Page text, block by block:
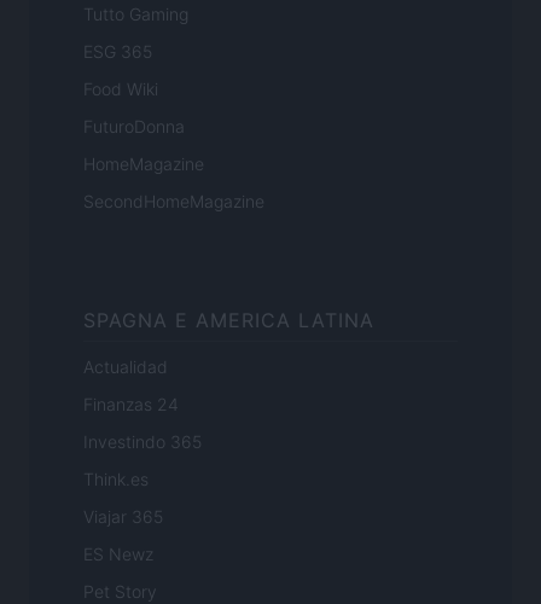
Tutto Gaming
ESG 365
Food Wiki
FuturoDonna
HomeMagazine
SecondHomeMagazine
SPAGNA E AMERICA LATINA
Actualidad
Finanzas 24
Investindo 365
Think.es
Viajar 365
ES Newz
Pet Story